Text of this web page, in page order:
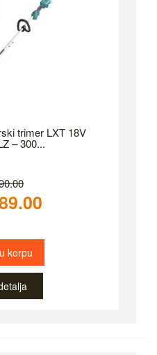
trimer LXT 18V
– 300...
korpu